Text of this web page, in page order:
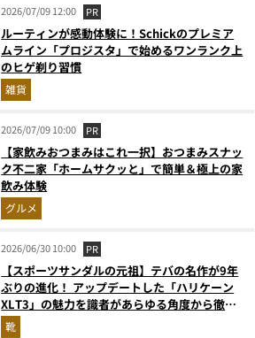
2026/07/09 12:00 PR
ルーティンが感動体験に！Schickのプレミア
ムライン「プロジスタ」で始めるワンランク上
のヒゲ剃り習慣
雑貨
2026/07/09 10:00 PR
【家飲みおつまみはこれ一択】おつまみスナッ
ク不二家「ホームサクッと」で簡単＆極上の家
飲み体験
グルメ
2026/06/30 10:00 PR
【スポーツサンダルの元祖】テバの名作が9年
ぶりの進化！ アップデートした「ハリケーン
XLT3」の魅力を識者があらゆる角度から徹底
解説！
靴